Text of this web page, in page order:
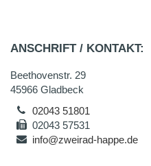
ANSCHRIFT / KONTAKT:
Beethovenstr. 29
45966 Gladbeck
02043 51801
02043 57531
info@zweirad-happe.de